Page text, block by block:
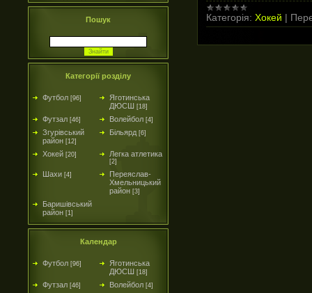
Пошук
Категорії розділу
Футбол [96]
Яготинська
ДЮСШ [18]
Футзал [46] Волейбол [4]
Згурівський
район [12]
Більярд [6]
Хокей [20] Легка атлетика
[2]
Шахи [4]
Переяслав-
Хмельницький
район [3]
Баришівський
район [1]
Календар
Футбол [96]
Яготинська
ДЮСШ [18]
Футзал [46] Волейбол [4]
Категорія: Хокей |